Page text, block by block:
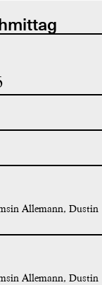
Allemann, Dustin
Allemann, Dustin